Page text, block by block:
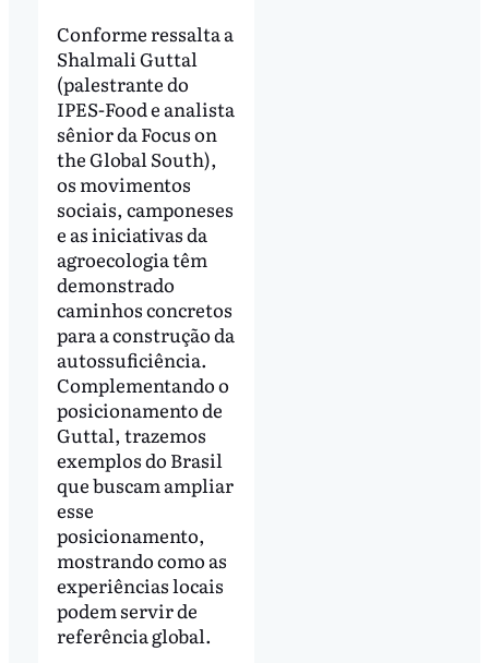
Conforme ressalta a
Shalmali Guttal
(palestrante do
IPES-Food e analista
sênior da Focus on
the Global South),
os movimentos
sociais, camponeses
e as iniciativas da
agroecologia têm
demonstrado
caminhos concretos
para a construção da
autossuficiência.
Complementando o
posicionamento de
Guttal, trazemos
exemplos do Brasil
que buscam ampliar
esse
posicionamento,
mostrando como as
experiências locais
podem servir de
referência global.